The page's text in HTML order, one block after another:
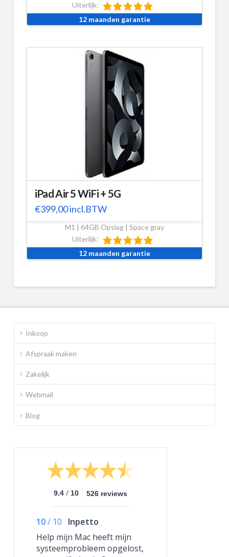
Uiterlijk:
12 maanden garantie
iPad Air 5 WiFi + 5G
€399,00incl.BTW
M1 | 64GB Opslag | Space gray
Uiterlijk:
12 maanden garantie
Inkoop
Afspraak maken
Zakelijk
Webmail
Blog
9.4 / 10 526 reviews
10/ 10
Inpetto
Help mijn Mac heeft mijn
systeemprobleem opgelost,